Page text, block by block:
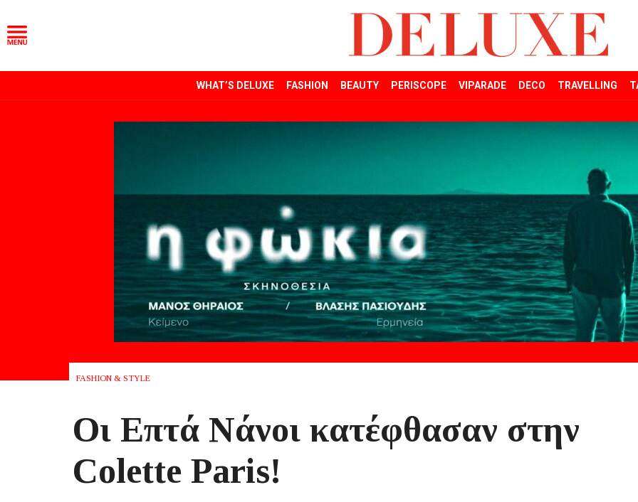
WHAT’S DELUXE FASHION BEAUTY PERISCOPE VIPARADE DECO TRAVELLING
FASHION & STYLE
Οι Επτά Νάνοι κατέφθασαν στην
Colette Paris!